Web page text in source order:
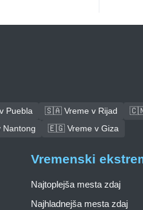
Puebla 🇸🇦 Vreme v Rijad
🇨🇳
🇪🇬 Vreme v Giza
Vremenski
Najtoplejša mesta zdaj
Najhladnejša mesta zdaj